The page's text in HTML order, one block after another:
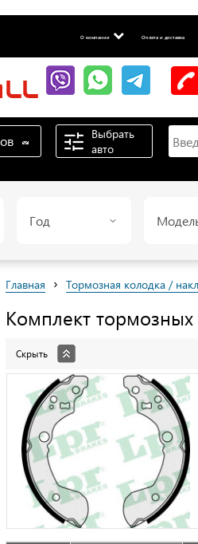
О компании Оплата и доставка
Выбрать
авто
Год
Главная › Тормозная колодка /
Комплект
Скрыть